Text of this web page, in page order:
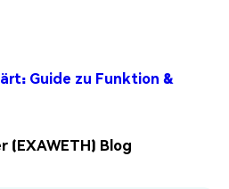
Guide zu Funktion &
(EXAWETH) Blog